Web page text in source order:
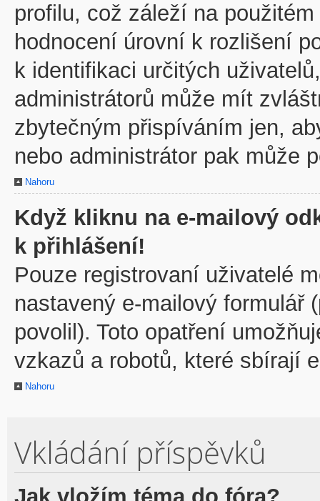
profilu, což záleží na
hodnocení úrovní k rozlišení
k identifikaci určitých
administrátorů může mít
zbytečným přispíváním jen,
nebo administrátor pak může
Nahoru
Když kliknu na e-mailový
k přihlášení!
Pouze registrovaní uživatelé
nastavený e-mailový formulář
povolil). Toto opatření
vzkazů a robotů, které sbírají
Nahoru
Vkládání příspěvků